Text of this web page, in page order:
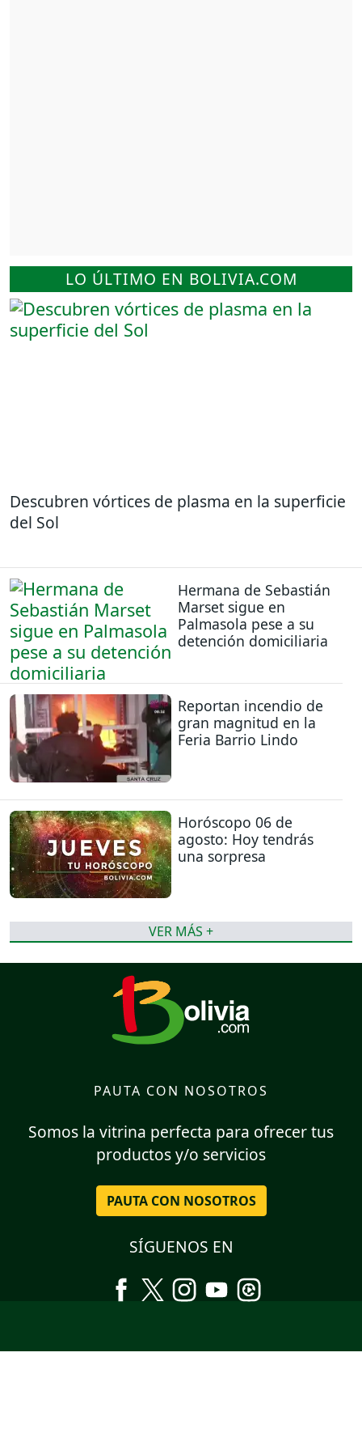
LO ÚLTIMO EN BOLIVIA.COM
Descubren vórtices de plasma en la superficie
del Sol
Hermana de Sebastián
Marset sigue en
Palmasola pese a su
detención domiciliaria
Reportan incendio de
gran magnitud en la
Feria Barrio Lindo
Horóscopo 06 de
agosto: Hoy tendrás
una sorpresa
VER MÁS +
PAUTA CON NOSOTROS
Somos la vitrina perfecta para ofrecer tus
productos y/o servicios
PAUTA CON NOSOTROS
SÍGUENOS EN